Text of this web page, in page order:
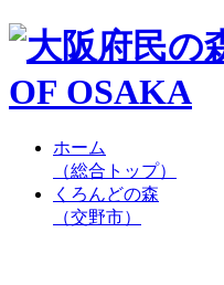
ホーム
（総合トップ）
くろんどの森
（交野市）